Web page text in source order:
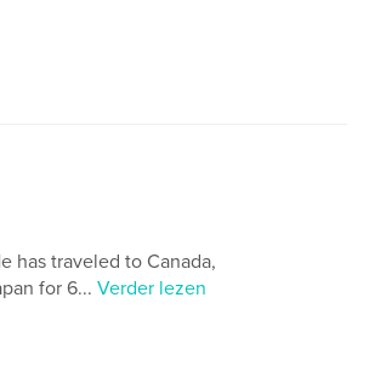
has traveled to Canada,
for 6... Verder lezen